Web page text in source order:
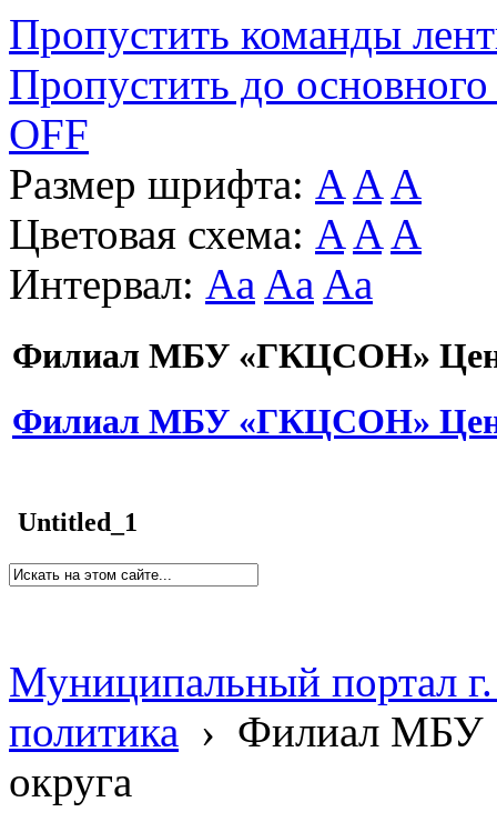
Пропустить команды
Пропустить до основного
OFF
Размер шрифта: A A A
Цветовая схема: A A A
Интервал: Aa Aa Aa
Филиал МБУ «ГКЦСОН»
Филиал МБУ «ГКЦСОН»
Untitled_1
Муниципальный портал
политика › Филиал МБУ
округа